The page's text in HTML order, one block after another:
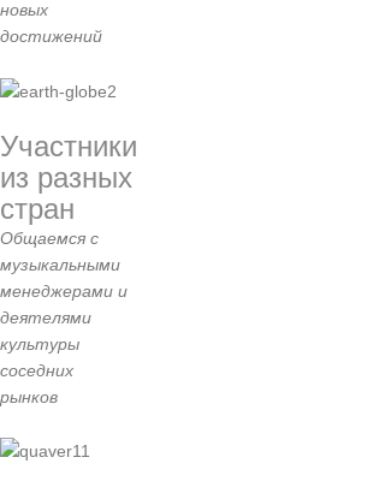
новых
достижений
Участники
из разных
стран
Общаемся с
музыкальными
менеджерами и
деятелями
культуры
соседних
рынков